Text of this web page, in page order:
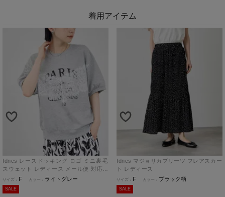
着用アイテム
Idnes レースドッキング ロゴ ミニ裏毛
スウェット レディース メール便 対応商
品
F ライトグレー
SALE
Idnes マジョリカプリーツ フレアスカー
ト レディース
F
ブラック柄
SALE